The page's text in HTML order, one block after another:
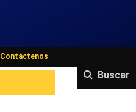
Contáctenos
Buscar